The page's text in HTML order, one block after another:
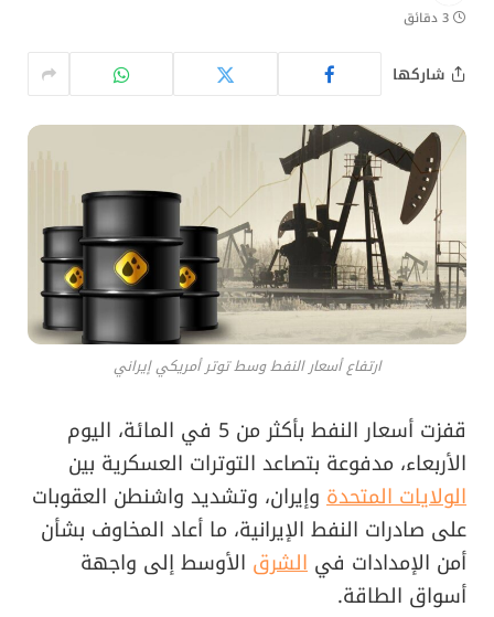
3 دقائق
شاركها
ارتفاع أسعار النفط وسط توتر أمريكي إيراني
قفزت أسعار النفط بأكثر من 5 في المائة، اليوم
الأربعاء، مدفوعة بتصاعد التوترات العسكرية بين
الولايات المتحدة وإيران، وتشديد واشنطن العقوبات
على صادرات النفط الإيرانية، ما أعاد المخاوف بشأن
أمن الإمدادات في الشرق الأوسط إلى واجهة
أسواق الطاقة.